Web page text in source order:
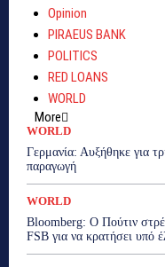
Opinion
PIRAEUS BANK
POLITICS
RED LOANS
WORLD
More
WORLD
Γερμανία: Αυξήθηκε για
παραγωγή
WORLD
Bloomberg: Ο Πούτιν
FSB για να κρατήσει υπό